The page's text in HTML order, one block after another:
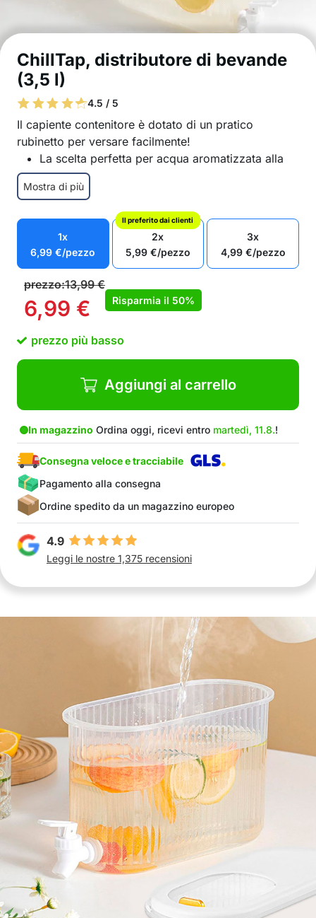
ChillTap, distributore di bevande
(3,5 l)
4.5 / 5
Il capiente contenitore è dotato di un pratico
rubinetto per versare facilmente!
La scelta perfetta per acqua aromatizzata alla
frutta, tè freddi fatti in casa, succhi e altre
bevande
Comodo rubinetto nella parte inferiore del
Estremamente facile da mantenere
Realizzato con materiali durevoli e sicuri, per un
uso prolungato
Materiali sicuri per alimenti
Le bevande sono sempre a portata di mano
Mostra di più
1x
6,99€/pezzo
Il preferito dai clienti
2x
5,99 €/pezzo
3x
4,99 €/pezzo
prezzo:13,99€
6,99 € Risparmia il 50%
prezzo più basso
Aggiungi al carrello
In magazzino Ordina oggi, ricevi entro martedì, 11.8.!
Consegna veloce e tracciabile
Pagamento alla consegna
Ordine spedito da un magazzino europeo
4.9
Leggi le nostre 1,375 recensioni